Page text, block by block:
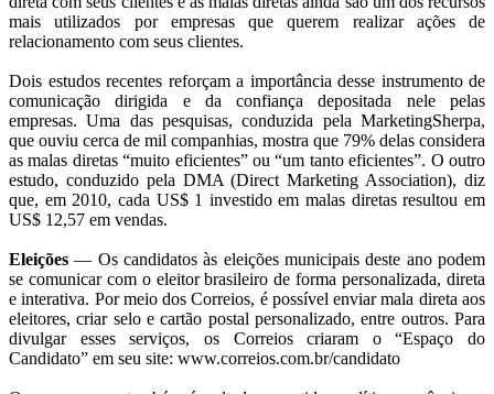
mais utilizados por empresas que querem realizar ações de
relacionamento com seus clientes.
Dois estudos recentes reforçam a importância desse instrumento de
comunicação dirigida e da confiança depositada nele pelas
empresas. Uma das pesquisas, conduzida pela MarketingSherpa,
que ouviu cerca de mil companhias, mostra que 79% delas considera
as malas diretas “muito eficientes” ou “um tanto eficientes”. O outro
estudo, conduzido pela DMA (Direct Marketing Association), diz
que, em 2010, cada US$ 1 investido em malas diretas resultou em
US$ 12,57 em vendas.
Eleições — Os candidatos às eleições municipais deste ano podem
se comunicar com o eleitor brasileiro de forma personalizada, direta
e interativa. Por meio dos Correios, é possível enviar mala direta aos
eleitores, criar selo e cartão postal personalizado, entre outros. Para
divulgar esses serviços, os Correios criaram o “Espaço do
Candidato” em seu site: www.correios.com.br/candidato